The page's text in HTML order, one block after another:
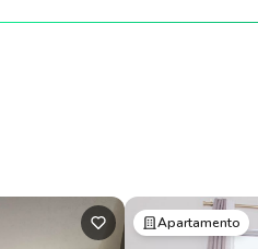
Apartamento